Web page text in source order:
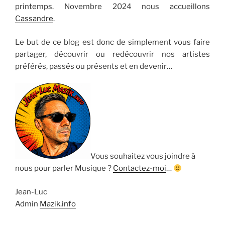
printemps. Novembre 2024 nous accueillons
Cassandre.
Le but de ce blog est donc de simplement vous faire
partager, découvrir ou redécouvrir nos artistes
préférés, passés ou présents et en devenir…
Vous souhaitez vous joindre à
nous pour parler Musique ? Contactez-moi…
Jean-Luc
Admin Mazik.info